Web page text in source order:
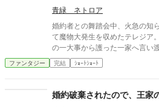
青緑 ネトロア
婚約者との舞踏会中、火急の知
て魔物大発生を収めたテレジア
の一大事から護った一家へ言い
棄だった。 - - - - - - - - - - - - - ただいま後日談の加筆を計画中で
す。 2025/06/22
ファンタジー 完結 ｼｮｰﾄｼｮｰﾄ
婚約破棄されたので、王家